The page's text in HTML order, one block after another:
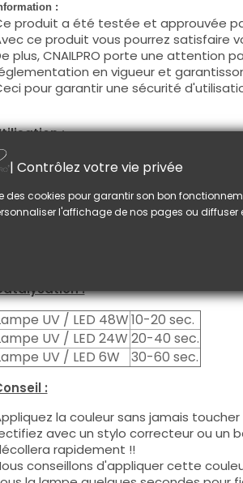
:
produit a été testée et approuvée
ce produit vous pourrez satisfaire
plus, CNAILPRO porte une attention
en vigueur et
pour garantir une sécurité
:
couleur s'applique avec son
la couche de cohésion) ou
produit s'applique en deux couches,
couche pour garantir un
pouvez dégraisser la couche de
:
UV / LED 48W10-20 sec.
UV / LED 24W 20-40 sec.
UV / LED 6W
30-60 sec.
:
la couleur sans jamais
avec un stylo correcteur ou un
rapidement !!
conseillons d'appliquer cette
| Contrôlez votre vie privée
des cookies pour garantir son bon
l'affichage de nos pages ou diffuser